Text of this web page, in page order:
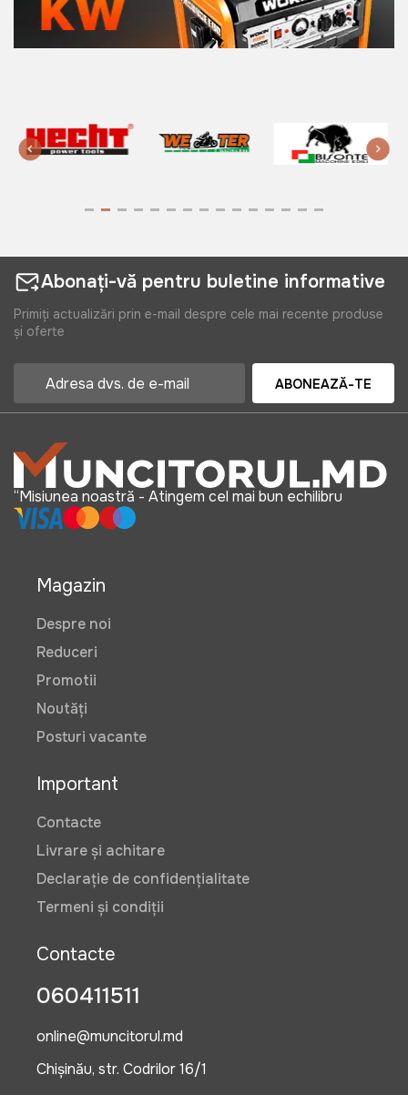
Abonați-vă pentru buletine informative
Primiți actualizări prin e-mail despre cele mai recente produse
și oferte
ABONEAZĂ-TE
“Misiunea noastră - Atingem cel mai bun echilibru
Magazin
Despre noi
Reduceri
Promotii
Noutăți
Posturi vacante
Important
Contacte
Livrare și achitare
Declarație de confidențialitate
Termeni și condiții
Contacte
060411511
online@muncitorul.md
Chișinău, str. Codrilor 16/1